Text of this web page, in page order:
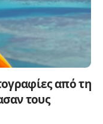
από τη
τους